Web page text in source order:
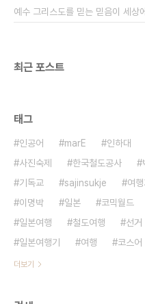
대'라는 신조어를 낙인 찍는 행위 또한 ..
예수 그리스도를 믿는 믿음이 세상
최근 포스트
태그
인공어 marE 인하대
사진숙제
한국철도공사
기독교
sajinsukje 여행
이명박
일본 코믹월드
일본여행
철도여행 선거
일본여행기
여행 코스어
더보기